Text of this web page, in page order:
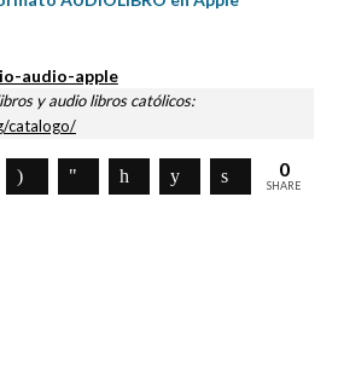
audio-apple
y audio libros católicos:
catalogo/
0
SHARE